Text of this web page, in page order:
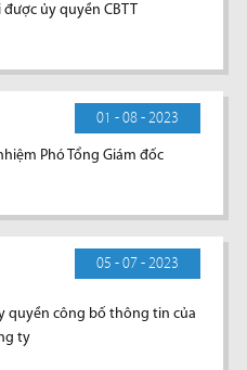
ủy quyền CBTT
01 - 08 - 2023
Phó Tổng Giám đốc
05 - 07 - 2023
quyền công bố thông tin của
ty